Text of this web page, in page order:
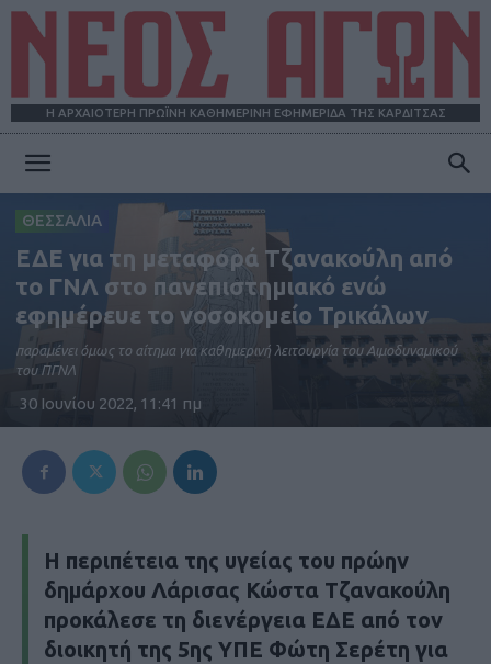
Η ΑΡΧΑΙΟΤΕΡΗ ΠΡΩΪΝΗ ΚΑΘΗΜΕΡΙΝΗ ΕΦΗΜΕΡΙΔΑ ΤΗΣ ΚΑΡΔΙΤΣΑΣ
ΑΓΩΝ
ΘΕΣΣΑΛΙΑ
ΕΔΕ για τη μεταφορά Τζανακούλη από
το ΓΝΛ στο πανεπιστημιακό ενώ
εφημέρευε το νοσοκομείο Τρικάλων
παραμένει όμως το αίτημα για καθημερινή λειτουργία του Αιμοδυναμικού
του ΠΓΝΛ
30 Ιουνίου 2022, 11:41 πμ
Η περιπέτεια της υγείας του πρώην
δημάρχου Λάρισας Κώστα Τζανακούλη
προκάλεσε τη διενέργεια ΕΔΕ από τον
διοικητή της 5ης ΥΠΕ Φώτη Σερέτη για